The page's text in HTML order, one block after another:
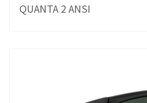
QUANTA 2 ANSI